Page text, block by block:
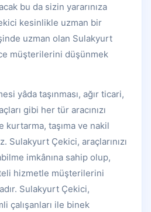
bu da sizin yararınıza
kesinlikle uzman bir
uzman olan Sulakyurt
müşterilerini düşünmek
yâda taşınması, ağır ticari,
gibi her tür aracınızı
taşıma ve nakil
Sulakyurt Çekici, araçlarınızı
imkânına sahip olup,
hizmetle müşterilerini
Sulakyurt Çekici,
çalışanları ile binek